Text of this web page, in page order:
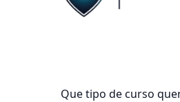
Que tipo de curso